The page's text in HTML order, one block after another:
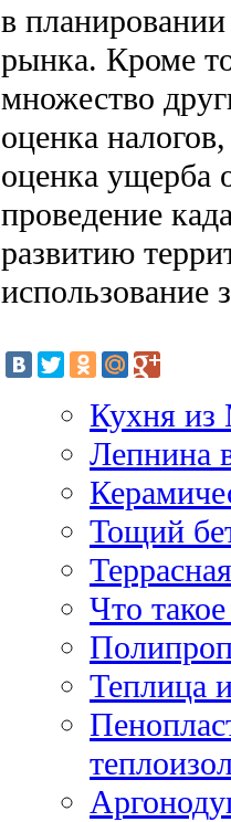
в
рынка. Кроме
множество
оценка
оценка ущерба
проведение
развитию
использование
Кухня
Лепнина
Тощий
Что
Теплица